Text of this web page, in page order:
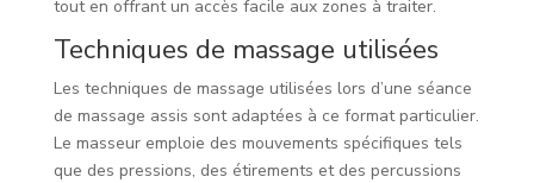
tout en offrant un accès facile aux zones à traiter.
Techniques de massage utilisées
Les techniques de massage utilisées lors d’une séance
de massage assis sont adaptées à ce format particulier.
Le masseur emploie des mouvements spécifiques tels
que des pressions, des étirements et des percussions